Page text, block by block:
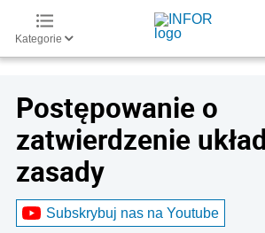
Kategorie
Postępowanie o
zatwierdzenie
zasady
Subskrybuj nas na Youtube